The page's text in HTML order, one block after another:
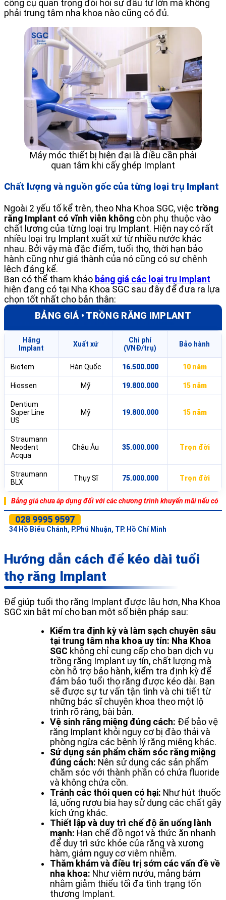
công cụ quan trọng đòi hỏi sự đầu tư lớn mà không
phải trung tâm nha khoa nào cũng có đủ.
Máy móc thiết bị hiện đại là điều cần phải
quan tâm khi cấy ghép Implant
Chất lượng và nguồn gốc của từng loại trụ Implant
Ngoài 2 yếu tố kể trên, theo Nha Khoa SGC, việc trồng
răng Implant có vĩnh viễn không còn phụ thuộc vào
chất lượng của từng loại trụ Implant. Hiện nay có rất
nhiều loại trụ Implant xuất xứ từ nhiều nước khác
nhau. Bởi vậy mà đặc điểm, tuổi thọ, thời hạn bảo
hành cũng như giá thành của nó cũng có sự chênh
lệch đáng kể.
Bạn có thể tham khảo bảng giá các loại trụ Implant
hiện đang có tại Nha Khoa SGC sau đây để đưa ra lựa
chọn tốt nhất cho bản thân:
BẢNG GIÁ • TRỒNG RĂNG IMPLANT
Hãng
Implant
Xuất xứ
Chi phí
(VNĐ/trụ)
Bảo hành
Biotem Hàn Quốc 16.500.000 10 năm
Hiossen Mỹ 19.800.000 15 năm
Dentium
Super Line
US
Mỹ 19.800.000 15 năm
Straumann
Neodent
Acqua
Châu Âu 35.000.000 Trọn đời
Straumann
BLX
Thụy Sĩ 75.000.000 Trọn đời
Bảng giá chưa áp dụng đối với các chương trình khuyến mãi nếu có
028 9995 9597
34 Hồ Biểu Chánh, P.Phú Nhuận, TP. Hồ Chí Minh
Hướng dẫn cách để kéo dài tuổi
thọ răng Implant
Để giúp tuổi thọ răng Implant được lâu hơn, Nha Khoa
SGC xin bật mí cho bạn một số biện pháp sau:
Kiểm tra định kỳ và làm sạch chuyên sâu
tại trung tâm nha khoa uy tín: Nha Khoa
SGC không chỉ cung cấp cho bạn dịch vụ
trồng răng Implant uy tín, chất lượng mà
còn hỗ trợ bảo hành, kiểm tra định kỳ để
đảm bảo tuổi thọ răng được kéo dài. Bạn
sẽ được sự tư vấn tận tình và chi tiết từ
những bác sĩ chuyên khoa theo một lộ
trình rõ ràng, bài bản.
Vệ sinh răng miệng đúng cách: Để bảo vệ
răng Implant khỏi nguy cơ bị đào thải và
phòng ngừa các bệnh lý răng miệng khác.
Sử dụng sản phẩm chăm sóc răng miệng
đúng cách: Nên sử dụng các sản phẩm
chăm sóc với thành phần có chứa fluoride
và không chứa cồn.
Tránh các thói quen có hại: Như hút thuốc
lá, uống rượu bia hay sử dụng các chất gây
kích ứng khác.
Thiết lập và duy trì chế độ ăn uống lành
mạnh: Hạn chế đồ ngọt và thức ăn nhanh
để duy trì sức khỏe của răng và xương
hàm, giảm nguy cơ viêm nhiễm.
Thăm khám và điều trị sớm các vấn đề về
nha khoa: Như viêm nướu, mảng bám
nhằm giảm thiểu tối đa tình trạng tổn
thương Implant.